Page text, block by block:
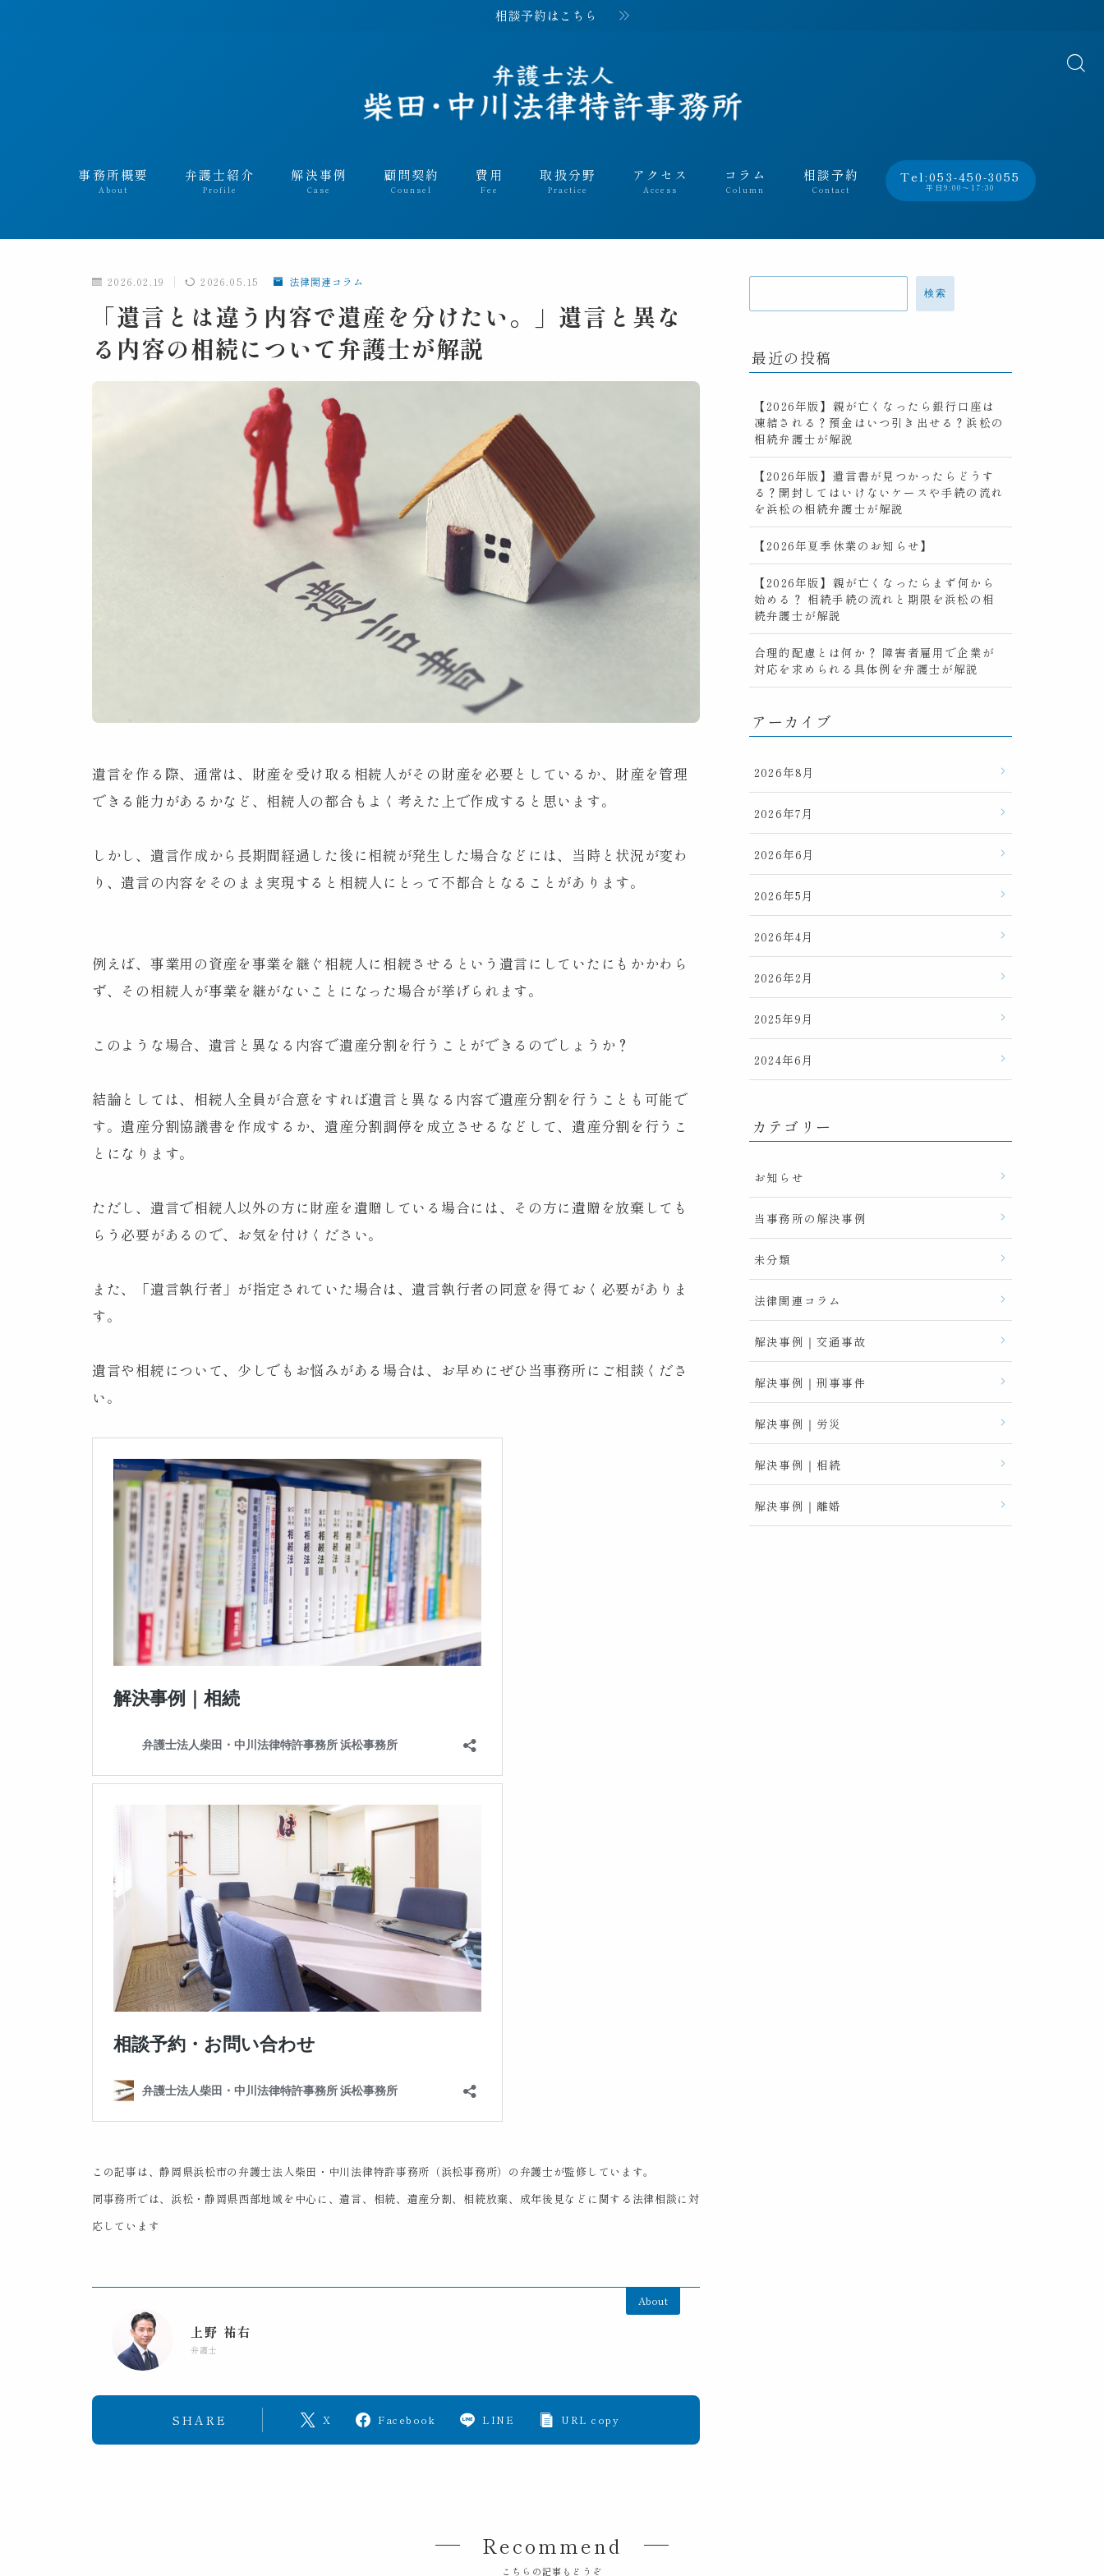
相談予約はこちら
事務所概要
About
弁護士紹介
Profile
解決事例
Case
解決事例｜交通事故
解決事例｜労災
解決事例｜刑事事件
顧問契約
Counsel
費用
Fee
取扱分野
Practice
アクセス
Access
コラム
Column
相談予約
Contact
Tel:053-450-3055
平日9:00～17:30
2026.02.19 2026.05.15 法律関連コラム
「遺言とは違う内容で遺産を分けたい。」遺言と異な
る内容の相続について弁護士が解説
遺言を作る際、通常は、財産を受け取る相続人がその財産を必要としているか、財産を管理
できる能力があるかなど、相続人の都合もよく考えた上で作成すると思います。
しかし、遺言作成から長期間経過した後に相続が発生した場合などには、当時と状況が変わ
り、遺言の内容をそのまま実現すると相続人にとって不都合となることがあります。
例えば、事業用の資産を事業を継ぐ相続人に相続させるという遺言にしていたにもかかわら
ず、その相続人が事業を継がないことになった場合が挙げられます。
このような場合、遺言と異なる内容で遺産分割を行うことができるのでしょうか？
結論としては、相続人全員が合意をすれば遺言と異なる内容で遺産分割を行うことも可能で
す。遺産分割協議書を作成するか、遺産分割調停を成立させるなどして、遺産分割を行うこ
とになります。
ただし、遺言で相続人以外の方に財産を遺贈している場合には、その方に遺贈を放棄しても
らう必要があるので、お気を付けください。
また、「遺言執行者」が指定されていた場合は、遺言執行者の同意を得ておく必要がありま
す。
遺言や相続について、少しでもお悩みがある場合は、お早めにぜひ当事務所にご相談くださ
い。
この記事は、静岡県浜松市の弁護士法人柴田・中川法律特許事務所（浜松事務所）の弁護士が監修しています。
同事務所では、浜松・静岡県西部地域を中心に、遺言、相続、遺産分割、相続放棄、成年後見などに関する法律相談に対
応しています
About
上野 祐右
弁護士
SHARE X Facebook LINE URL copy
検索
最近の投稿
【2026年版】親が亡くなったら銀行口座は
凍結される？預金はいつ引き出せる？浜松の
相続弁護士が解説
【2026年版】遺言書が見つかったらどうす
る？開封してはいけないケースや手続の流れ
を浜松の相続弁護士が解説
【2026年夏季休業のお知らせ】
【2026年版】親が亡くなったらまず何から
始める？ 相続手続の流れと期限を浜松の相
続弁護士が解説
合理的配慮とは何か？ 障害者雇用で企業が
対応を求められる具体例を弁護士が解説
アーカイブ
2026年8月
2026年7月
2026年6月
2026年5月
2026年4月
2026年2月
2025年9月
2024年6月
カテゴリー
お知らせ
当事務所の解決事例
未分類
法律関連コラム
解決事例｜交通事故
解決事例｜刑事事件
解決事例｜労災
解決事例｜相続
解決事例｜離婚
Recommend
こちらの記事もどうぞ